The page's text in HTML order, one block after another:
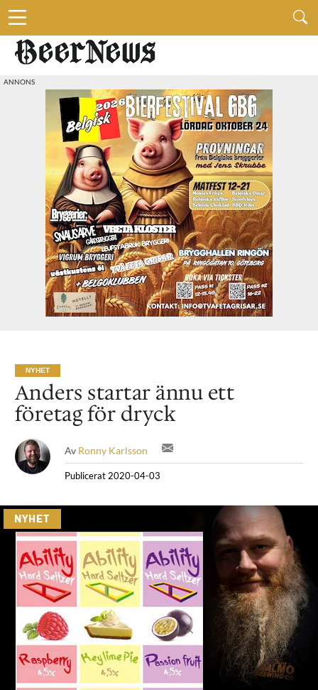
NYHET
Anders startar ännu ett
företag för dryck
Av Ronny Karlsson
Publicerat 2020-04-03
NYHET